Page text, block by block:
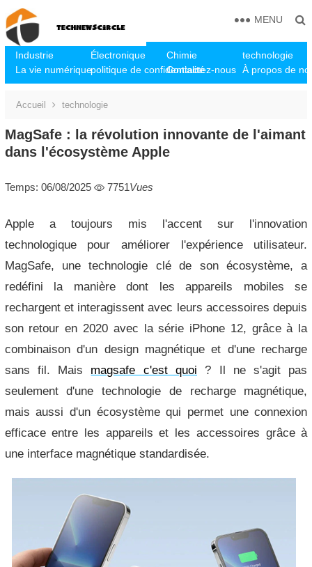
Industrie Électronique Chimie
technologie
La vie numériquepolitique de confidentialité
Contactez-nous À propos de
MENU
Accueil technologie
MagSafe : la révolution innovante de l'aimant
dans l'écosystème Apple
Temps: 06/08/2025 7751Vues
Apple a toujours mis l'accent sur l'innovation
technologique pour améliorer l'expérience utilisateur.
MagSafe, une technologie clé de son écosystème, a
redéfini la manière dont les appareils mobiles se
rechargent et interagissent avec leurs accessoires depuis
son retour en 2020 avec la série iPhone 12, grâce à la
combinaison d'un design magnétique et d'une recharge
sans fil. Mais magsafe c'est quoi ? Il ne s'agit pas
seulement d'une technologie de recharge magnétique,
mais aussi d'un écosystème qui permet une connexion
efficace entre les appareils et les accessoires grâce à
une interface magnétique standardisée.